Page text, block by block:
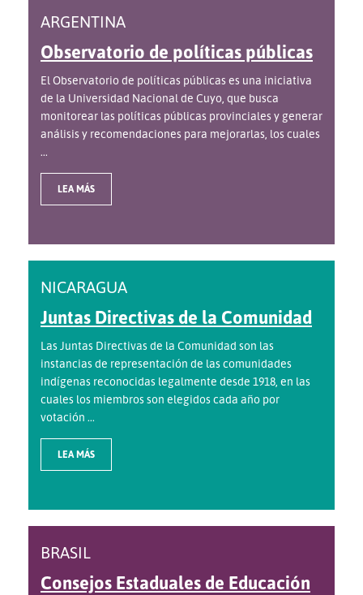
ARGENTINA
Observatorio de políticas públicas
El Observatorio de políticas públicas es una iniciativa
de la Universidad Nacional de Cuyo, que busca
monitorear las políticas públicas provinciales y generar
análisis y recomendaciones para mejorarlas, los cuales
...
LEA MÁS
NICARAGUA
Juntas Directivas de la Comunidad
Las Juntas Directivas de la Comunidad son las
instancias de representación de las comunidades
indígenas reconocidas legalmente desde 1918, en las
cuales los miembros son elegidos cada año por
votación ...
LEA MÁS
BRASIL
Consejos Estaduales de Educación